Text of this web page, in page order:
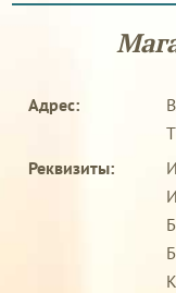
Адрес:
Реквизиты: